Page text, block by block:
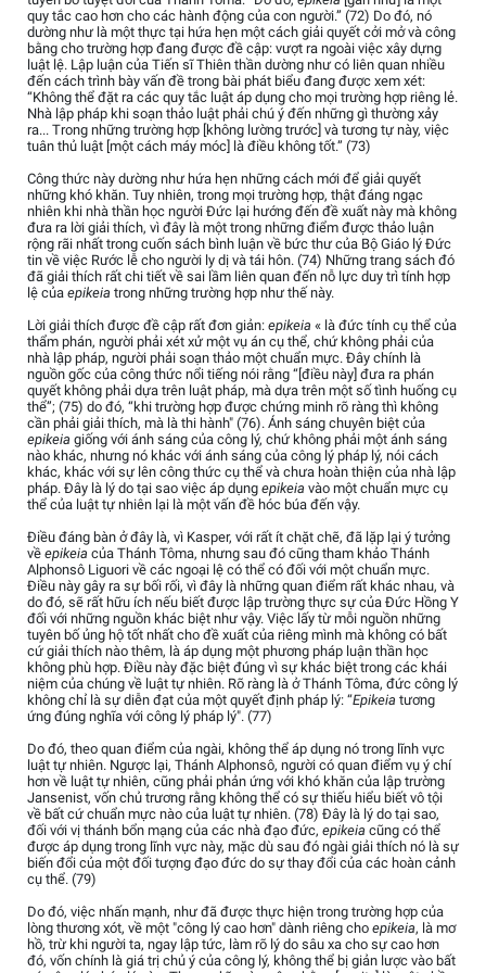
quy tắc cao hơn cho các hành động của con người.” (72) Do đó, nó
dường như là một thực tại hứa hẹn một cách giải quyết cởi mở và công
bằng cho trường hợp đang được đề cập: vượt ra ngoài việc xây dựng
luật lệ. Lập luận của Tiến sĩ Thiên thần dường như có liên quan nhiều
đến cách trình bày vấn đề trong bài phát biểu đang được xem xét:
“Không thể đặt ra các quy tắc luật áp dụng cho mọi trường hợp riêng lẻ.
Nhà lập pháp khi soạn thảo luật phải chú ý đến những gì thường xảy
ra... Trong những trường hợp [không lường trước] và tương tự này, việc
tuân thủ luật [một cách máy móc] là điều không tốt.” (73)
Công thức này dường như hứa hẹn những cách mới để giải quyết
những khó khăn. Tuy nhiên, trong mọi trường hợp, thật đáng ngạc
nhiên khi nhà thần học người Đức lại hướng đến đề xuất này mà không
đưa ra lời giải thích, vì đây là một trong những điểm được thảo luận
rộng rãi nhất trong cuốn sách bình luận về bức thư của Bộ Giáo lý Đức
tin về việc Rước lễ cho người ly dị và tái hôn. (74) Những trang sách đó
đã giải thích rất chi tiết về sai lầm liên quan đến nỗ lực duy trì tính hợp
lệ của epikeia trong những trường hợp như thế này.
Lời giải thích được đề cập rất đơn giản: epikeia « là đức tính cụ thể của
thẩm phán, người phải xét xử một vụ án cụ thể, chứ không phải của
nhà lập pháp, người phải soạn thảo một chuẩn mực. Đây chính là
nguồn gốc của công thức nổi tiếng nói rằng “[điều này] đưa ra phán
quyết không phải dựa trên luật pháp, mà dựa trên một số tình huống cụ
thể”; (75) do đó, “khi trường hợp được chứng minh rõ ràng thì không
cần phải giải thích, mà là thi hành" (76). Ánh sáng chuyên biệt của
epikeia giống với ánh sáng của công lý, chứ không phải một ánh sáng
nào khác, nhưng nó khác với ánh sáng của công lý pháp lý, nói cách
khác, khác với sự lên công thức cụ thể và chưa hoàn thiện của nhà lập
pháp. Đây là lý do tại sao việc áp dụng epikeia vào một chuẩn mực cụ
thể của luật tự nhiên lại là một vấn đề hóc búa đến vậy.
Điều đáng bàn ở đây là, vì Kasper, với rất ít chặt chẽ, đã lặp lại ý tưởng
về epikeia của Thánh Tôma, nhưng sau đó cũng tham khảo Thánh
Alphonsô Liguori về các ngoại lệ có thể có đối với một chuẩn mực.
Điều này gây ra sự bối rối, vì đây là những quan điểm rất khác nhau, và
do đó, sẽ rất hữu ích nếu biết được lập trường thực sự của Đức Hồng Y
đối với những nguồn khác biệt như vậy. Việc lấy từ mỗi nguồn những
tuyên bố ủng hộ tốt nhất cho đề xuất của riêng mình mà không có bất
cứ giải thích nào thêm, là áp dụng một phương pháp luận thần học
không phù hợp. Điều này đặc biệt đúng vì sự khác biệt trong các khái
niệm của chúng về luật tự nhiên. Rõ ràng là ở Thánh Tôma, đức công lý
không chỉ là sự diễn đạt của một quyết định pháp lý: “Epikeia tương
ứng đúng nghĩa với công lý pháp lý". (77)
Do đó, theo quan điểm của ngài, không thể áp dụng nó trong lĩnh vực
luật tự nhiên. Ngược lại, Thánh Alphonsô, người có quan điểm vụ ý chí
hơn về luật tự nhiên, cũng phải phản ứng với khó khăn của lập trường
Jansenist, vốn chủ trương rằng không thể có sự thiếu hiểu biết vô tội
về bất cứ chuẩn mực nào của luật tự nhiên. (78) Đây là lý do tại sao,
đối với vị thánh bổn mạng của các nhà đạo đức, epikeia cũng có thể
được áp dụng trong lĩnh vực này, mặc dù sau đó ngài giải thích nó là sự
biến đổi của một đối tượng đạo đức do sự thay đổi của các hoàn cảnh
cụ thể. (79)
Do đó, việc nhấn mạnh, như đã được thực hiện trong trường hợp của
lòng thương xót, về một "công lý cao hơn" dành riêng cho epikeia, là mơ
hồ, trừ khi người ta, ngay lập tức, làm rõ lý do sâu xa cho sự cao hơn
đó, vốn chính là giá trị chủ ý của công lý, không thể bị giản lược vào bất